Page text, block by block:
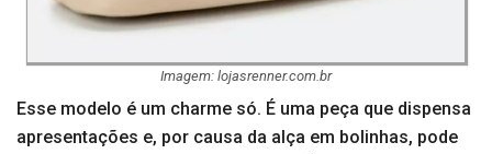
Imagem: lojasrenner.com.br
Esse modelo é um charme só. É uma peça que dispensa
apresentações e, por causa da alça em bolinhas, pode